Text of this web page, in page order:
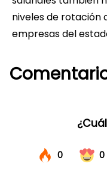
niveles de rotación
empresas del